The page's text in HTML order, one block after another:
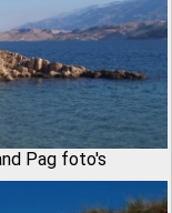
Pag foto's